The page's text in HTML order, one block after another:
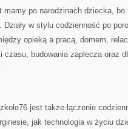
mamy po narodzinach dziecka,
w stylu codzienność po
opieką a pracą, domem,
czasu, budowania zaplecza oraz
jest także łączenie
jak technologia w życiu